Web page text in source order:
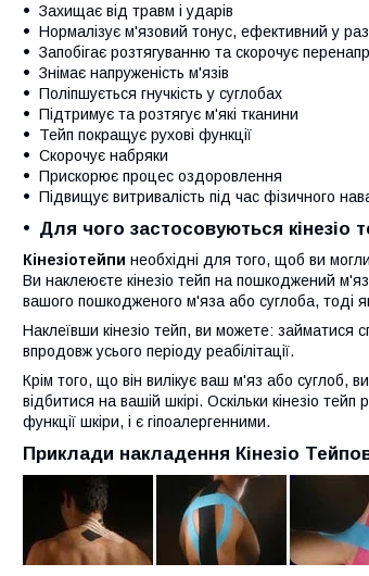
Захищає від травм і ударів
Нормалізує м'язовий тонус, ефективний у
Запобігає розтягуванню та скорочує
Знімає напруженість м'язів
Поліпшується гнучкість у суглобах
Підтримує та розтягує м'які тканини
Тейп покращує рухові функції
Скорочує набряки
Прискорює процес оздоровлення
Підвищує витривалість під час фізичного
Для чого застосовуються кінезіо
Кінезіотейпи необхідні для того, щоб ви
Ви наклеюєте кінезіо тейп на пошкоджений
вашого пошкодженого м'яза або суглоба, тоді
Наклеївши кінезіо тейп, ви можете:
впродовж усього періоду реабілітації.
Крім того, що він вилікує ваш м'яз або суглоб,
відбитися на вашій шкірі. Оскільки кінезіо
функції шкіри, і є гіпоалергенними.
Приклади накладення Кінезіо